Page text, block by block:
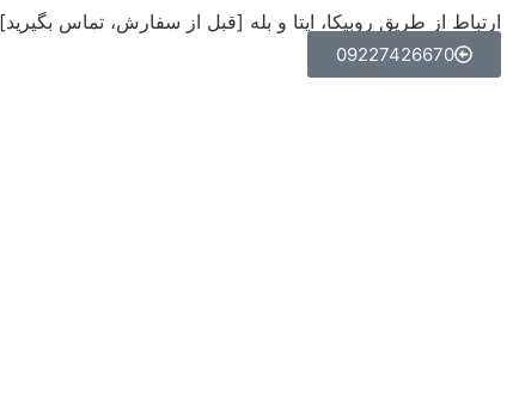
ارتباط از طریق روبیکا، ایتا و بله [قبل از سفارش، تماس بگیرید]
09227426670